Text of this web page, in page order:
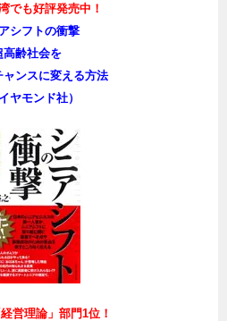
でも好評発売中！
シフトの衝撃
高齢社会を
ャンスに変える方法
ヤモンド社）
営理論」部門1位！